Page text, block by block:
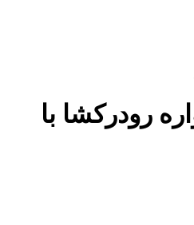
رودرکشا با